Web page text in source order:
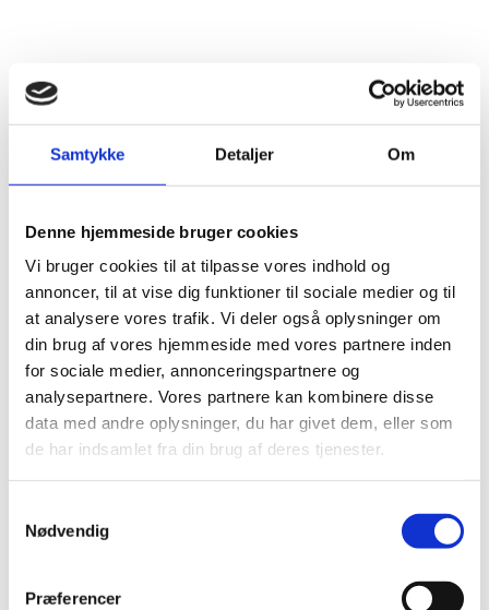
Samtykke Detaljer Om
Denne hjemmeside bruger cookies
Vi bruger cookies til at tilpasse vores indhold og
annoncer, til at vise dig funktioner til sociale medier og til
at analysere vores trafik. Vi deler også oplysninger om
din brug af vores hjemmeside med vores partnere inden
for sociale medier, annonceringspartnere og
analysepartnere. Vores partnere kan kombinere disse
data med andre oplysninger, du har givet dem, eller som
de har indsamlet fra din brug af deres tjenester.
Nødvendig
Præferencer
Borgerservice telefontid: mandag, tirsdag og torsdag
kl. 10:00 - 12:00 og 13:00 - 15:00.
Receptionens telefontid: mandag til fredag kl. 10:00 -
12:00 og 13:00 - 15:00
Ekspeditionstid:
Mandag, tirsdag og torsdag
I nødstilfælde kontakt 24/7 Centret på telefon: +45